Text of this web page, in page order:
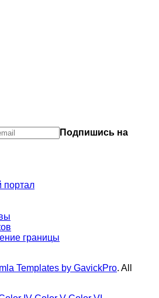
Подпишись на
портал
границы
Templates by GavickPro. All